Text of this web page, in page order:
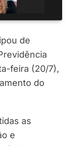
de
feira (20/7),
do
as
e